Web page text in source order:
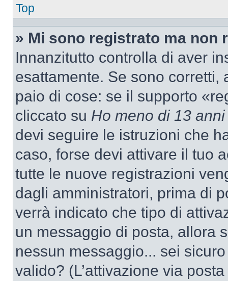
Top
» Mi sono registrato ma non
Innanzitutto controlla di aver
esattamente. Se sono
paio di cose: se il supporto
cliccato su Ho meno di 13 anni
devi seguire le istruzioni che
caso, forse devi attivare il tuo
tutte le nuove registrazioni
dagli amministratori, prima di
verrà indicato che tipo di
un messaggio di posta, allora
nessun messaggio... sei
valido? (L’attivazione via